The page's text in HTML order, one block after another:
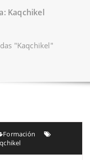
Kaqchikel
"Kaqchikel"
Formación